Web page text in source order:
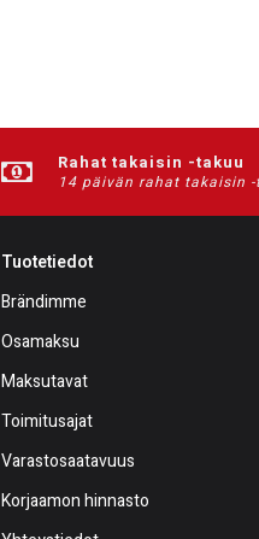
Rahat takaisin -takuu
14 päivän rahat takaisin
Tuotetiedot
Brändimme
Osamaksu
Maksutavat
Toimitusajat
Varastosaatavuus
Korjaamon hinnasto